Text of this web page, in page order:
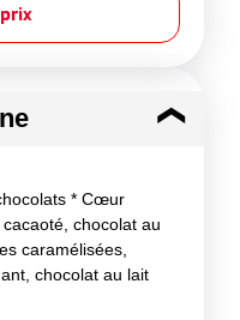
* Cœur
chocolat au
caramélisées,
chocolat au lait